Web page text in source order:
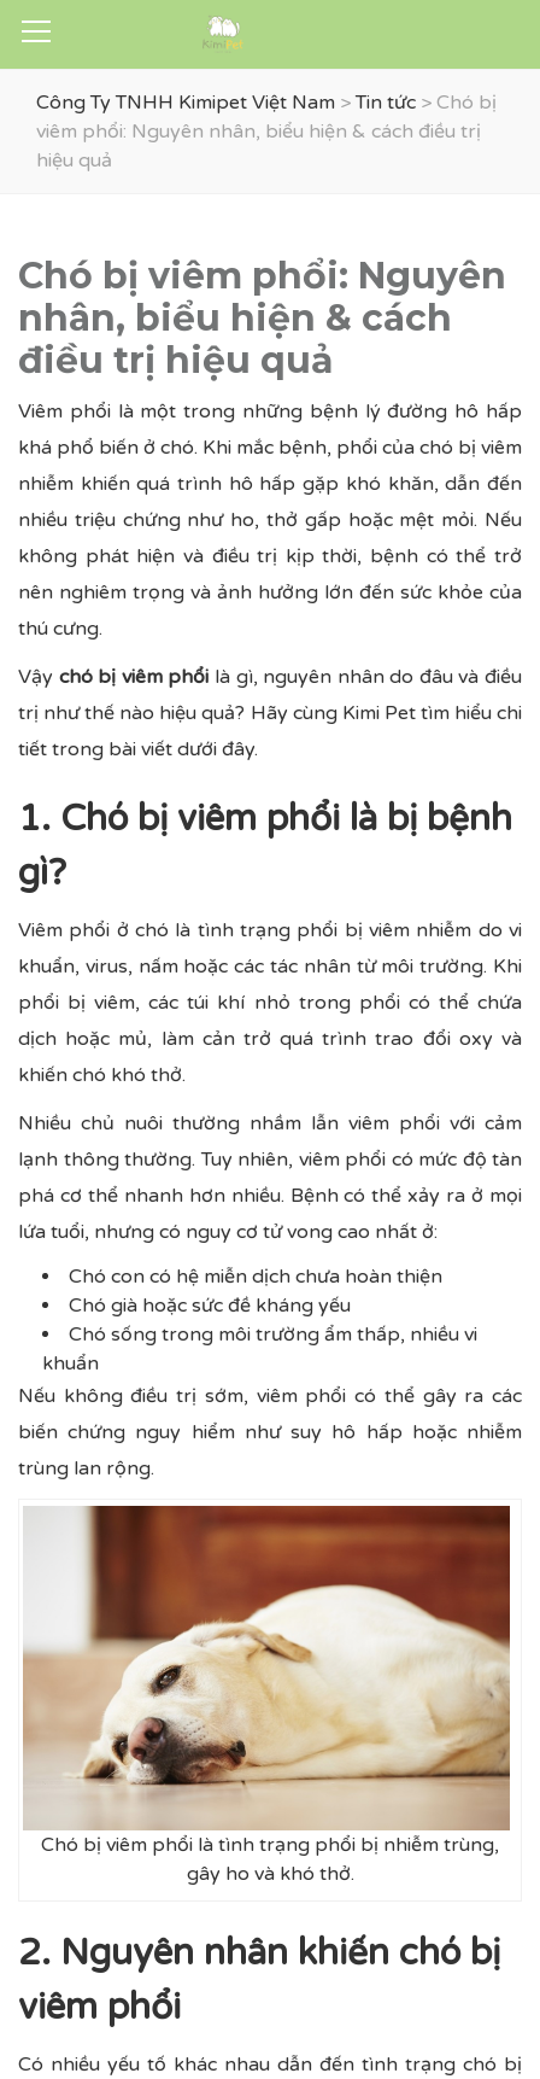
Công Ty TNHH Kimipet Việt Nam >Tin tức > Chó bị
viêm phổi: Nguyên nhân, biểu hiện & cách điều trị
hiệu quả
Chó bị viêm phổi: Nguyên
nhân, biểu hiện & cách
điều trị hiệu quả
Viêm phổi là một trong những bệnh lý đường hô hấp
khá phổ biến ở chó. Khi mắc bệnh, phổi của chó bị viêm
nhiễm khiến quá trình hô hấp gặp khó khăn, dẫn đến
nhiều triệu chứng như ho, thở gấp hoặc mệt mỏi. Nếu
không phát hiện và điều trị kịp thời, bệnh có thể trở
nên nghiêm trọng và ảnh hưởng lớn đến sức khỏe của
thú cưng.
Vậy chó bị viêm phổi là gì, nguyên nhân do đâu và điều
trị như thế nào hiệu quả? Hãy cùng Kimi Pet tìm hiểu chi
tiết trong bài viết dưới đây.
1. Chó bị viêm phổi là bị bệnh
gì?
Viêm phổi ở chó là tình trạng phổi bị viêm nhiễm do vi
khuẩn, virus, nấm hoặc các tác nhân từ môi trường. Khi
phổi bị viêm, các túi khí nhỏ trong phổi có thể chứa
dịch hoặc mủ, làm cản trở quá trình trao đổi oxy và
khiến chó khó thở.
Nhiều chủ nuôi thường nhầm lẫn viêm phổi với cảm
lạnh thông thường. Tuy nhiên, viêm phổi có mức độ tàn
phá cơ thể nhanh hơn nhiều. Bệnh có thể xảy ra ở mọi
lứa tuổi, nhưng có nguy cơ tử vong cao nhất ở:
Chó con có hệ miễn dịch chưa hoàn thiện
Chó già hoặc sức đề kháng yếu
Chó sống trong môi trường ẩm thấp, nhiều vi
khuẩn
Nếu không điều trị sớm, viêm phổi có thể gây ra các
biến chứng nguy hiểm như suy hô hấp hoặc nhiễm
trùng lan rộng.
Chó bị viêm phổi là tình trạng phổi bị nhiễm trùng,
gây ho và khó thở.
2. Nguyên nhân khiến chó bị
viêm phổi
Có nhiều yếu tố khác nhau dẫn đến tình trạng chó bị